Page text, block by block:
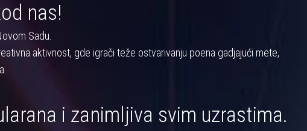
nas!
Sadu.
aktivnost, gde igrači teže ostvarivanju poena gadjajući mete,
i zanimljiva svim uzrastima.